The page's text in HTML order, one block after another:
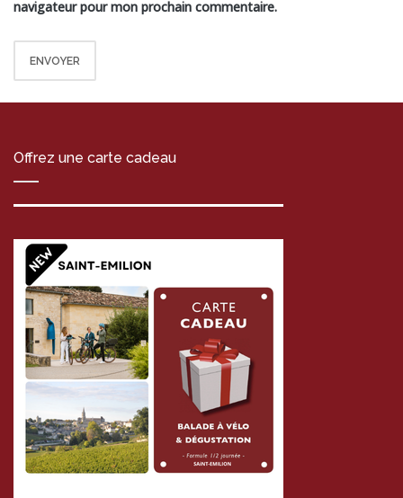
navigateur pour mon prochain commentaire.
Offrez une carte cadeau